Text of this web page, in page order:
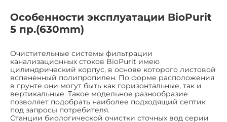
Особенности эксплуатации BioPurit
5 пр.(630mm)
Очистительные системы фильтрации
канализационных стоков BioPurit имею
цилиндрический корпус, в основе которого листовой
вспененный полипропилен. По форме расположения
в грунте они могут быть как горизонтальные, так и
вертикальные. Такое модельное разнообразие
позволяет подобрать наиболее подходящий септик
под запросы потребителя.
Станции биологической очистки сточных вод серии